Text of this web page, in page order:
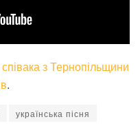
з Тернопільщини
.
українська пісня